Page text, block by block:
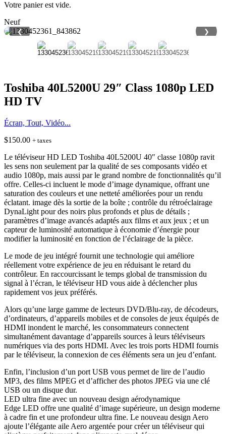
Votre panier est vide.
Neuf
❮ ❯
Toshiba 40L5200U 29″ Class 1080p LED
HD TV
Écran, Tout, Vidéo...
$150.00 + taxes
Le téléviseur HD LED Toshiba 40L5200U 40″ classe 1080p ravit
les sens non seulement par la qualité de ses composants vidéo et
audio 1080p, mais aussi par le grand nombre de fonctionnalités qu’il
offre. Celles-ci incluent le mode d’image dynamique, offrant une
saturation des couleurs et une netteté améliorées pour un rendu
éclatant. image dès la sortie de la boîte ; contrôle du rétroéclairage
DynaLight pour des noirs plus profonds et plus de détails ;
paramètres d’image avancés adaptés aux films et aux jeux ; et un
capteur de luminosité automatique à économie d’énergie pour
modifier la luminosité en fonction de l’éclairage de la pièce.
Le mode de jeu intégré fournit une technologie qui améliore
réellement votre expérience de jeu en réduisant le retard du
contrôleur. En raccourcissant le temps global de transmission du
signal à l’écran, le téléviseur HD vous aide à déclencher plus
rapidement vos jeux préférés.
Alors qu’une large gamme de lecteurs DVD/Blu-ray, de décodeurs,
d’ordinateurs, d’appareils mobiles et de consoles de jeux équipés de
HDMI inondent le marché, les consommateurs connectent
simultanément davantage d’appareils sources à leurs téléviseurs
numériques via des ports HDMI. Avec les trois ports HDMI fournis
par le téléviseur, la connexion de ces éléments sera un jeu d’enfant.
Enfin, l’inclusion d’un port USB vous permet de lire de l’audio
MP3, des films MPEG et d’afficher des photos JPEG via une clé
USB ou un disque dur.
LED ultra fine avec un nouveau design aérodynamique
Edge LED offre une qualité d’image supérieure, un design moderne
à cadre fin et une profondeur ultra fine. Le nouveau design Aero
ajoute l’élégante aile Aero argentée pour créer un téléviseur qui